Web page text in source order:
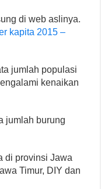
di web aslinya.
kapita 2015 –
jumlah populasi
kenaikan
jumlah burung
di provinsi Jawa
Timur, DIY dan